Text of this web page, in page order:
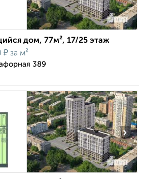
дом, 77м², 17/25 этаж
₽ за м²
389
›